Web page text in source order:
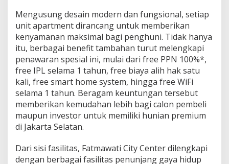
n
Mengusung desain modern dan fungsional, setiap
unit apartment dirancang untuk memberikan
kenyamanan maksimal bagi penghuni. Tidak hanya
itu, berbagai benefit tambahan turut melengkapi
penawaran spesial ini, mulai dari free PPN 100%*,
free IPL selama 1 tahun, free biaya alih hak satu
kali, free smart home system, hingga free WiFi
selama 1 tahun. Beragam keuntungan tersebut
memberikan kemudahan lebih bagi calon pembeli
maupun investor untuk memiliki hunian premium
di Jakarta Selatan.
Dari sisi fasilitas, Fatmawati City Center dilengkapi
dengan berbagai fasilitas penunjang gaya hidup